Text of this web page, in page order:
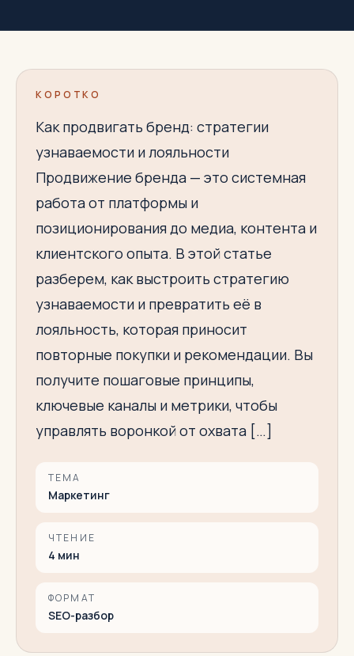
КОРОТКО
Как продвигать бренд: стратегии
узнаваемости и лояльности
Продвижение бренда — это системная
работа от платформы и
позиционирования до медиа, контента и
клиентского опыта. В этой статье
разберем, как выстроить стратегию
узнаваемости и превратить её в
лояльность, которая приносит
повторные покупки и рекомендации. Вы
получите пошаговые принципы,
ключевые каналы и метрики, чтобы
управлять воронкой от охвата […]
ТЕМА
Маркетинг
ЧТЕНИЕ
4 мин
ФОРМАТ
SEO-разбор